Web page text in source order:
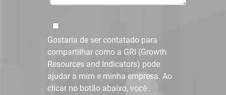
Gostaria de ser contatado para
compartilhar como a GRI (Growth
Resources and Indicators) pode
ajudar a mim e minha empresa. Ao
clicar no botão abaixo, você